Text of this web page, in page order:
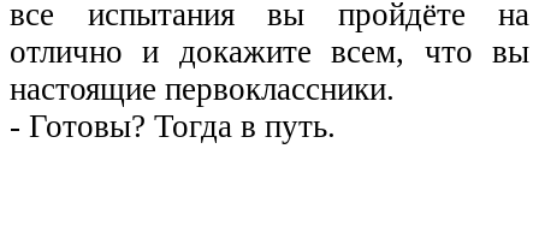
все испытания вы пройдёте на
отлично и докажите всем, что вы
настоящие первоклассники.
- Готовы? Тогда в путь.